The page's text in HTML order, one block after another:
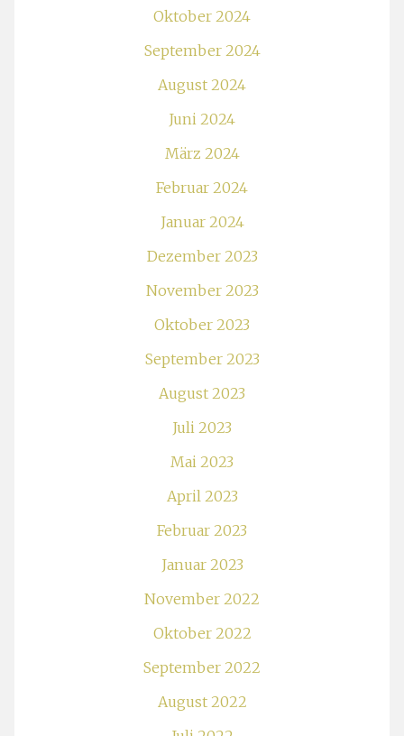
Oktober 2024
September 2024
August 2024
Juni 2024
März 2024
Februar 2024
Januar 2024
Dezember 2023
November 2023
Oktober 2023
September 2023
August 2023
Juli 2023
Mai 2023
April 2023
Februar 2023
Januar 2023
November 2022
Oktober 2022
September 2022
August 2022